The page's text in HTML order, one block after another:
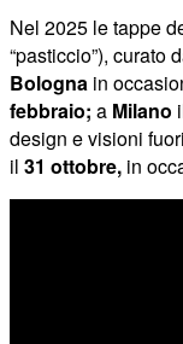
Nel 2025 le tappe
“pasticcio”), curato
Bologna in
febbraio; a Milano
design e visioni
il 31 ottobre, in